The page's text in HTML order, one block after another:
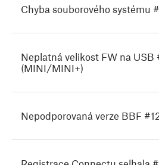
Chyba souborového systému
Neplatná velikost FW na USB
(MINI/MINI+)
Nepodporovaná verze BBF